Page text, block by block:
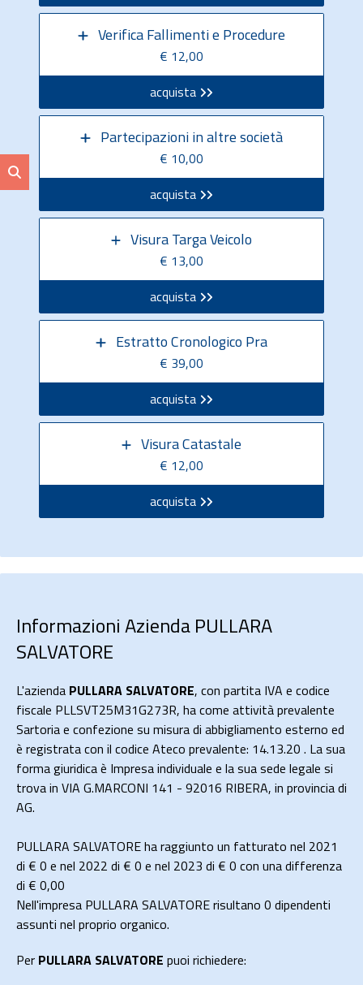
Verifica Fallimenti e Procedure
€ 12,00
acquista
Partecipazioni in altre società
€ 10,00
acquista
Visura Targa Veicolo
€ 13,00
acquista
Estratto Cronologico Pra
€ 39,00
acquista
Visura Catastale
€ 12,00
acquista
Informazioni Azienda PULLARA
SALVATORE
L'azienda PULLARA SALVATORE, con partita IVA e codice
fiscale PLLSVT25M31G273R, ha come attività prevalente
Sartoria e confezione su misura di abbigliamento esterno ed
è registrata con il codice Ateco prevalente: 14.13.20 . La sua
forma giuridica è Impresa individuale e la sua sede legale si
trova in VIA G.MARCONI 141 - 92016 RIBERA, in provincia di
AG.
PULLARA SALVATORE ha raggiunto un fatturato nel 2021
di € 0 e nel 2022 di € 0 e nel 2023 di € 0 con una differenza
di € 0,00
Nell'impresa PULLARA SALVATORE risultano 0 dipendenti
assunti nel proprio organico.
Per PULLARA SALVATORE puoi richiedere: